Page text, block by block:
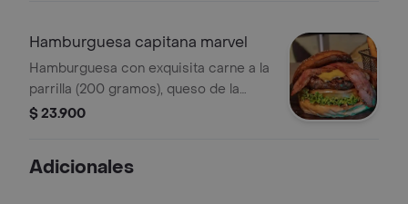
Hamburguesa capitana marvel
Hamburguesa con exquisita carne a la
parrilla (200 gramos), queso de la
casa, tocineta de cerdo ahumado
$ 23.900
Adicionales